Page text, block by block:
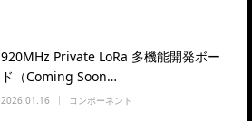
920MHz Private LoRa 多機能開発ボー
ド（Coming Soon…
2026.01.16 コンポーネント